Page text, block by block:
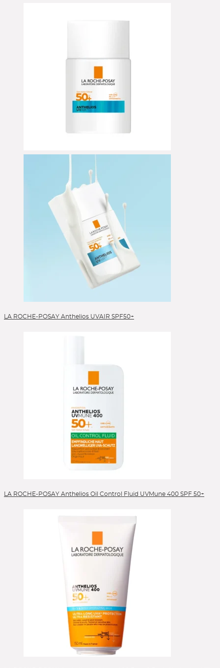
LA ROCHE-POSAY Anthelios UVAIR SPF50+
LA ROCHE-POSAY Anthelios Oil Control Fluid UVMune 400 SPF 50+